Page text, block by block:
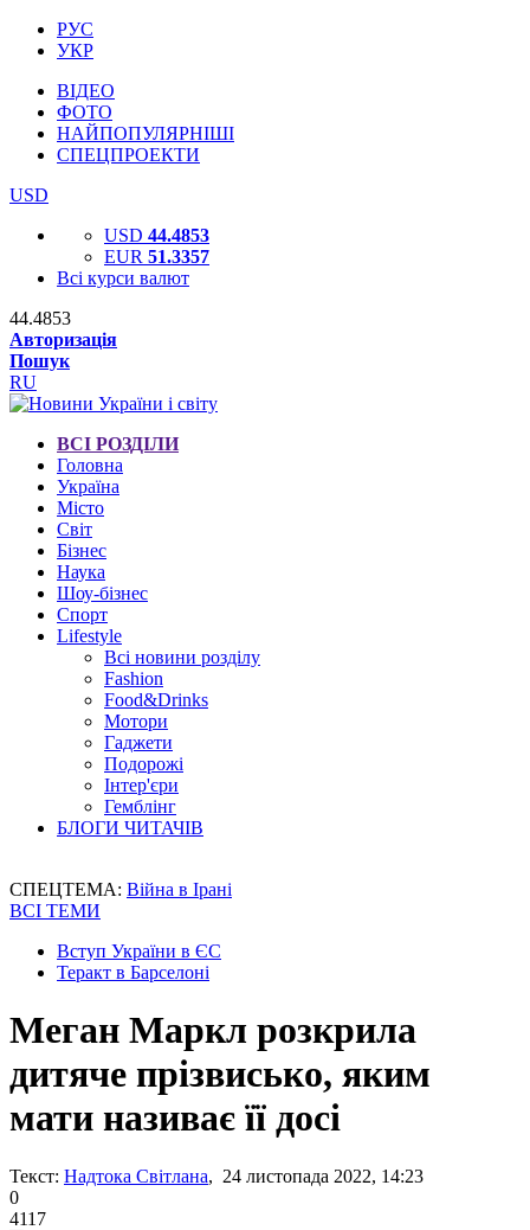
РУС
УКР
ВІДЕО
ФОТО
НАЙПОПУЛЯРНІШІ
СПЕЦПРОЕКТИ
USD
USD 44.4853
EUR 51.3357
Всі курси валют
44.4853
Авторизація
Пошук
RU
ВСІ РОЗДІЛИ
Головна
Україна
Місто
Світ
Бізнес
Наука
Шоу-бізнес
Спорт
Lifestyle
Всі новини розділу
Fashion
Food&Drinks
Мотори
Гаджети
Подорожі
Інтер'єри
Гемблінг
БЛОГИ ЧИТАЧІВ
СПЕЦТЕМА: Війна в Ірані
ВСІ ТЕМИ
Вступ України в ЄС
Теракт в Барселоні
Меган Маркл розкрила
дитяче прізвисько, яким
мати називає її досі
Текст: Надтока Світлана, 24 листопада 2022, 14:23
0
4117